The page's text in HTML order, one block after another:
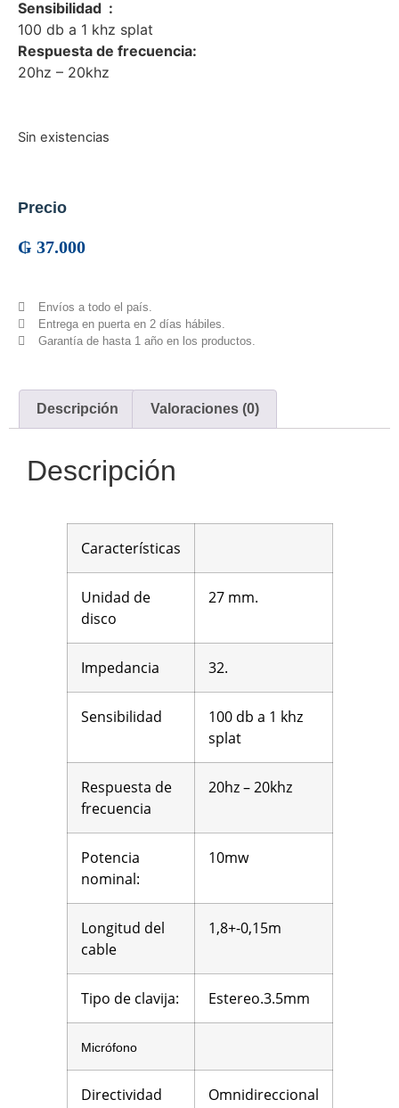
Sensibilidad :
100 db a 1 khz splat
Respuesta de frecuencia:
20hz – 20khz
Sin existencias
Precio
₲ 37.000
Envíos a todo el país.
Entrega en puerta en 2 días hábiles.
Garantía de hasta 1 año en los productos.
Descripción Valoraciones (0)
Descripción
Características
Unidad de
disco
27 mm.
Impedancia 32.
Sensibilidad
100 db a 1 khz
splat
Respuesta de
frecuencia
20hz – 20khz
Potencia
nominal:
10mw
Longitud del
cable
1,8+-0,15m
Tipo de clavija: Estereo.3.5mm
Micrófono
Directividad Omnidireccional